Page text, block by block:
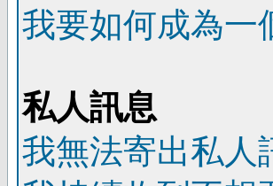
我要如何成為一
私人訊息
我無法寄出私人